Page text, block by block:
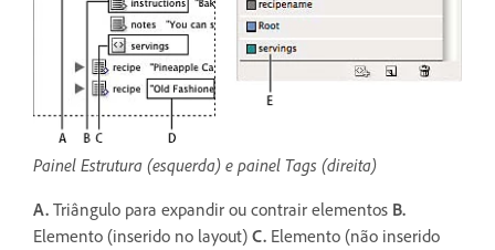
Painel Estrutura (esquerda) e painel Tags (direita)
A. Triângulo para expandir ou contrair elementos B.
Elemento (inserido no layout) C. Elemento (não inserido